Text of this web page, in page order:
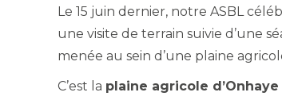
Le 15 juin dernier, notre ASBL
une visite de terrain suivie d’une
menée au sein d’une plaine
C’est la plaine agricole d’Onhaye